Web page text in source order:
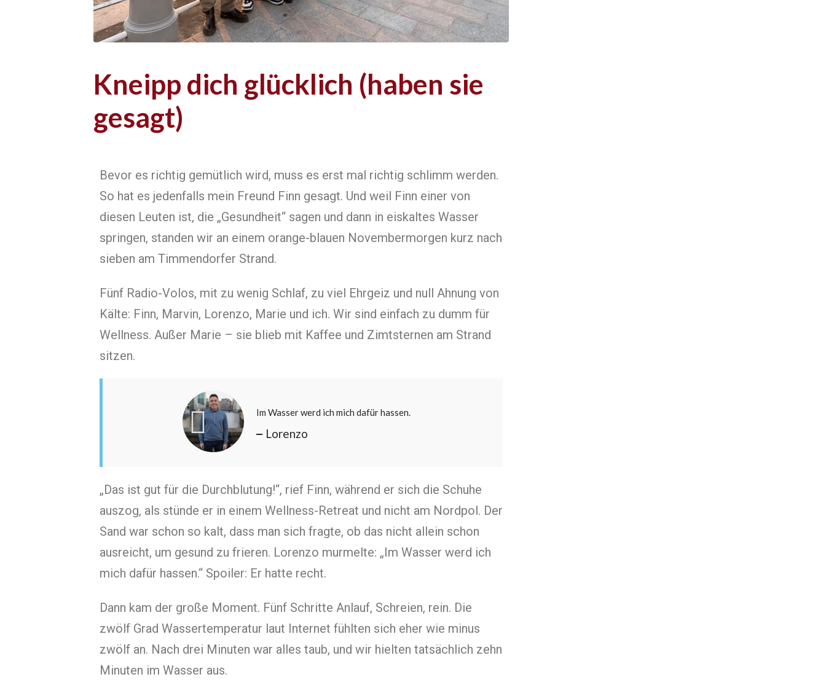
Kneipp dich glücklich (haben sie
gesagt)
Bevor es richtig gemütlich wird, muss es erst mal richtig schlimm werden.
So hat es jedenfalls mein Freund Finn gesagt. Und weil Finn einer von
diesen Leuten ist, die „Gesundheit“ sagen und dann in eiskaltes Wasser
springen, standen wir an einem orange-blauen Novembermorgen kurz nach
sieben am Timmendorfer Strand.
Fünf Radio-Volos, mit zu wenig Schlaf, zu viel Ehrgeiz und null Ahnung von
Kälte: Finn, Marvin, Lorenzo, Marie und ich. Wir sind einfach zu dumm für
Wellness. Außer Marie – sie blieb mit Kaffee und Zimtsternen am Strand
sitzen.
Im Wasser werd ich mich dafür hassen.
Lorenzo
„Das ist gut für die Durchblutung!“, rief Finn, während er sich die Schuhe
auszog, als stünde er in einem Wellness-Retreat und nicht am Nordpol. Der
Sand war schon so kalt, dass man sich fragte, ob das nicht allein schon
ausreicht, um gesund zu frieren. Lorenzo murmelte: „Im Wasser werd ich
mich dafür hassen.“ Spoiler: Er hatte recht.
Dann kam der große Moment. Fünf Schritte Anlauf, Schreien, rein. Die
zwölf Grad Wassertemperatur laut Internet fühlten sich eher wie minus
zwölf an. Nach drei Minuten war alles taub, und wir hielten tatsächlich zehn
Minuten im Wasser aus.